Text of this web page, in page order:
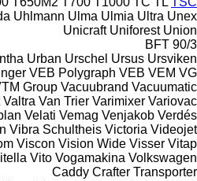
Uhlmann Ulma Ulmia Ultra Unex
Unicraft Uniforest Union
BFT 90/3
Urban Urschel Ursus Ursviken
VEB Polygraph VEB VEM VG
Group Vacuubrand Vacuumatic
Valtra Van Trier Varimixer Variovac
Velati Vemag Venjakob Verdés
Vibra Schultheis Victoria Videojet
Viscon Vision Wide Visser Vitap
Vito Vogamakina Volkswagen
Caddy Crafter Transporter